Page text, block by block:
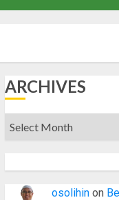
ARCHIVES
Archives
osolihinon